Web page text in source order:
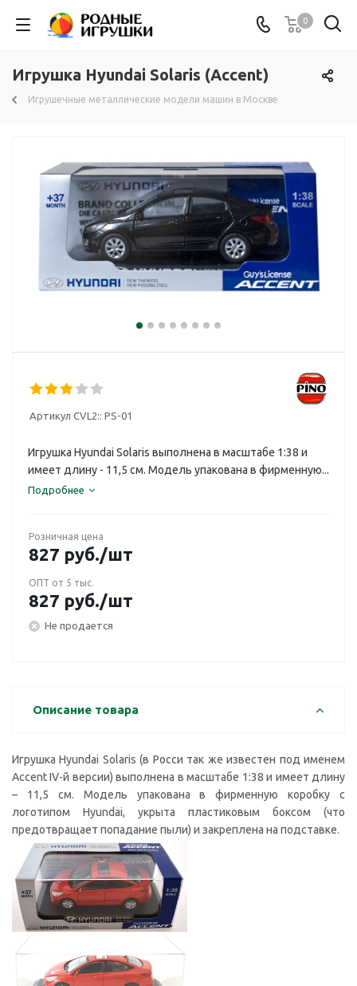
0
Игрушка Hyundai Solaris (Accent)
Игрушечные металлические модели машин в Москве
Артикул CVL2:: PS-01
Игрушка Hyundai Solaris выполнена в масштабе 1:38 и
имеет длину - 11,5 см. Модель упакована в фирменную...
Подробнее
Розничная цена
827 руб./шт
ОПТ от 5 тыс.
827 руб./шт
Не продается
Описание товара
Игрушка Hyundai Solaris (в Росси так же известен под именем
Accent IV-й версии) выполнена в масштабе 1:38 и имеет длину
– 11,5 см. Модель упакована в фирменную коробку с
логотипом Hyundai, укрыта пластиковым боксом (что
предотвращает попадание пыли) и закреплена на подставке.